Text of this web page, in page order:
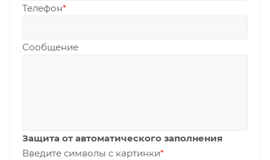
Телефон*
Сообщение
Защита от автоматического заполнения
Введите символы с картинки*